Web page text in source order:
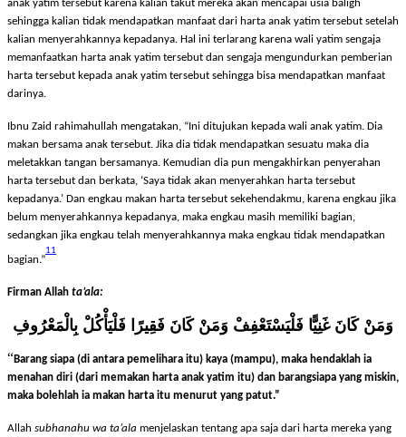
anak yatim tersebut karena kalian takut mereka akan mencapai usia baligh
sehingga kalian tidak mendapatkan manfaat dari harta anak yatim tersebut setelah
kalian menyerahkannya kepadanya. Hal ini terlarang karena wali yatim sengaja
memanfaatkan harta anak yatim tersebut dan sengaja mengundurkan pemberian
harta tersebut kepada anak yatim tersebut sehingga bisa mendapatkan manfaat
Ibnu Zaid rahimahullah mengatakan, “Ini ditujukan kepada wali anak yatim. Dia
makan bersama anak tersebut. Jika dia tidak mendapatkan sesuatu maka dia
meletakkan tangan bersamanya. Kemudian dia pun mengakhirkan penyerahan
harta tersebut dan berkata, ‘Saya tidak akan menyerahkan harta tersebut
kepadanya.’ Dan engkau makan harta tersebut sekehendakmu, karena engkau jika
belum menyerahkannya kepadanya, maka engkau masih memiliki bagian,
sedangkan jika engkau telah menyerahkannya maka engkau tidak mendapatkan
وَمَنْ كَانَ غَنِيًّا فَلْيَسْتَعْفِفْ وَمَنْ كَانَ فَقِيرًا فَلْيَأْكُلْ بِالْمَعْرُوفِ
“Barang siapa (di antara pemelihara itu) kaya (mampu), maka hendaklah ia
menahan diri (dari memakan harta anak yatim itu) dan barangsiapa yang miskin,